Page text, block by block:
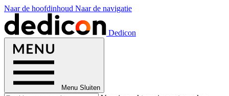
Naar de hoofdinhoud Naar de navigatie
Dedicon
Menu Sluiten